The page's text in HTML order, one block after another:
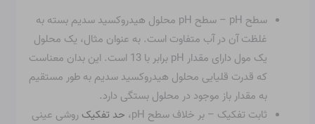
سطح pH – سطح pH محلول هیدروکسید سدیم بسته به
غلظت آن در آب متفاوت است. به عنوان مثال، یک محلول
یک مول دارای مقدار pH برابر با 13 است. این بدان معناست
که قدرت قلیایی محلول هیدروکسید سدیم به طور مستقیم
به مقدار باز موجود در محلول بستگی دارد.
ثابت تفکیک – بر خلاف سطح pH،
حد تفکیک روشی عینی